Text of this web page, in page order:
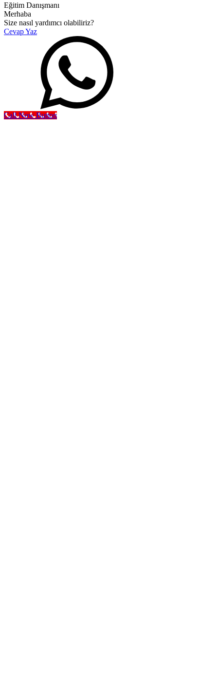
Eğitim Danışmanı
Merhaba
Size nasıl yardımcı olabiliriz?
Cevap Yaz
Call Now Button